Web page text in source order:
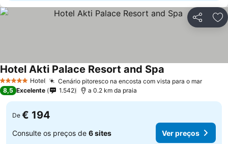
Partilhar
5 Estrelas Hotel Cenário pitoresco na encosta com vista para o mar
Hotel Akti Palace Resort and Spa
8,5 Excelente 1.542 a 0.2 km da praia
De € 194
Consulte os preços de 6 sites Ver preços